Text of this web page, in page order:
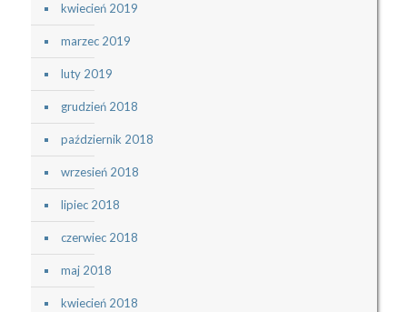
kwiecień 2019
marzec 2019
luty 2019
grudzień 2018
październik 2018
wrzesień 2018
lipiec 2018
czerwiec 2018
maj 2018
kwiecień 2018